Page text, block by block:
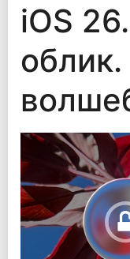
iOS